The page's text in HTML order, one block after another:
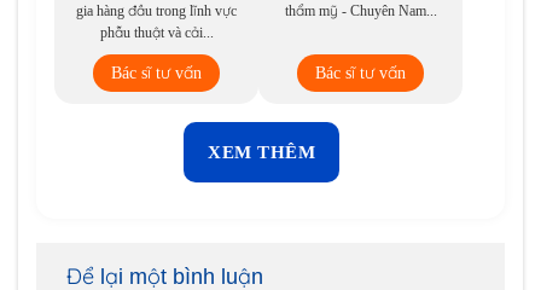
gia hàng đầu trong lĩnh vực
phẫu thuật và cải...
Bác sĩ tư vấn
thẩm mỹ - Chuyên Nam...
Bác sĩ tư vấn
XEM THÊM
Để lại một bình luận